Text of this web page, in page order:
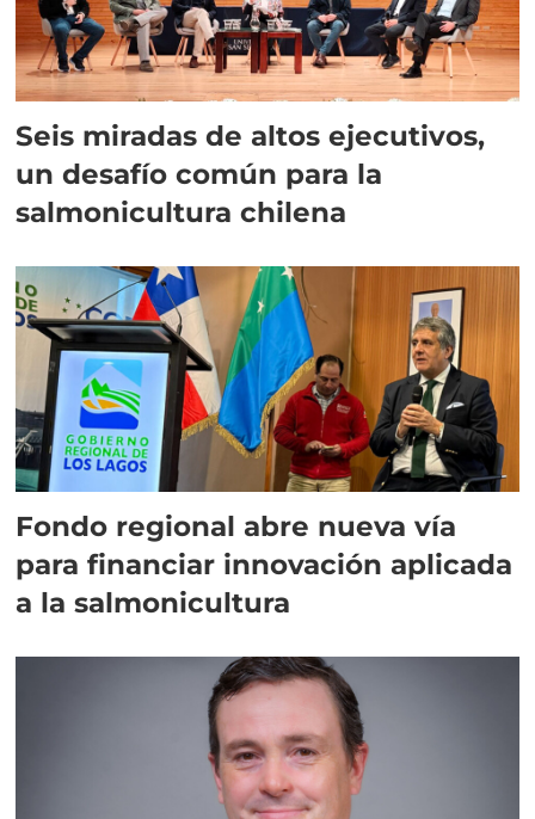
Seis miradas de altos ejecutivos,
un desafío común para la
salmonicultura chilena
Fondo regional abre nueva vía
para financiar innovación aplicada
a la salmonicultura